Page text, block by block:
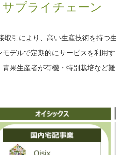
サプライチェーン
引により、高い生産技術を持つ
デルで定期的にサービスを利用
果生産者が有機・特別栽培など